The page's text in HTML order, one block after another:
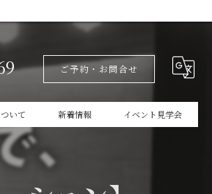
ご予約・お問合せ
いて 新着情報 イベント見学会